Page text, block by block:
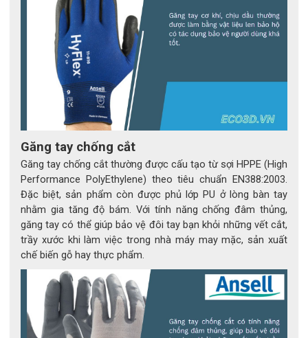
được ra đời với mục đích kết hợp sử dụng với găng tay
bảo hộ để bảo vệ tối đa cánh tay người sử dụng
11-270 thường được sử dụng trong các ngành công
nghiệp như : ô tô và vận tải,, hàng không, máy móc và
trang thiết bị, chế tạo kim loại, sửa chữa và bảo trì, vận
chuyển hàng hóa ...v...v...
TIÊU CHUẨN CHẤT LƯỢNG
Tiêu Chuẩn Cơ Học EN 388: 0 2 2 2 B
Chỉ Thị Châu Âu 89/686 / EEC
EN 407: X1XXXX
EN 420: 2003 + A1: 2009
Tiêu chuẩn chống cắt cấp độ 2
Găng tay chống cắt
Găng tay chống cắt thường được cấu tạo từ sợi HPPE (High
Performance PolyEthylene) theo tiêu chuẩn EN388:2003.
Đặc biệt, sản phẩm còn được phủ lớp PU ở lòng bàn tay
nhằm gia tăng độ bám. Với tính năng chống đâm thủng,
găng tay có thể giúp bảo vệ đôi tay bạn khỏi những vết cắt,
trầy xước khi làm việc trong nhà máy may mặc, sản xuất
chế biến gỗ hay thực phẩm.